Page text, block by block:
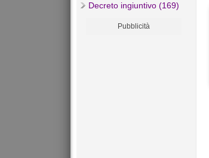
Decreto ingiuntivo (169)
Pubblicità